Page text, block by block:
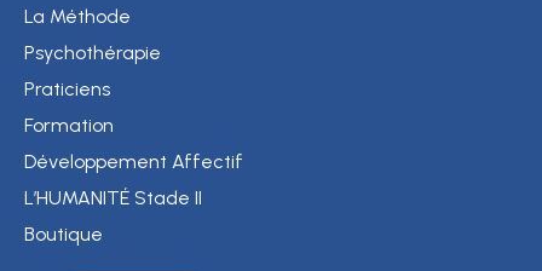
La Méthode
Psychothérapie
Praticiens
Formation
Développement Affectif
L’HUMANITÉ Stade II
Boutique